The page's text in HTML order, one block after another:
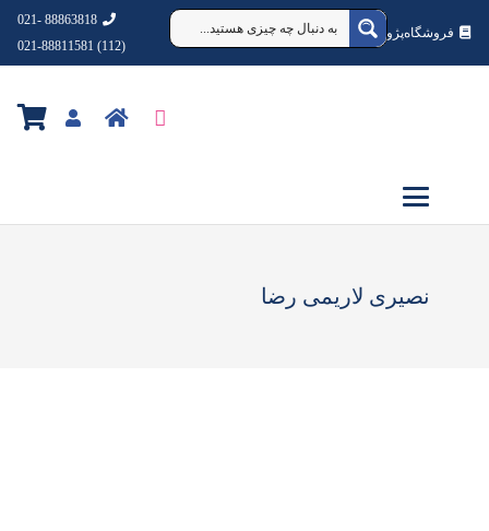
فروشگاه‌پژوهشکده‌شهردانش
88863818 -021
(112) 021-88811581
نصیری لاریمی رضا